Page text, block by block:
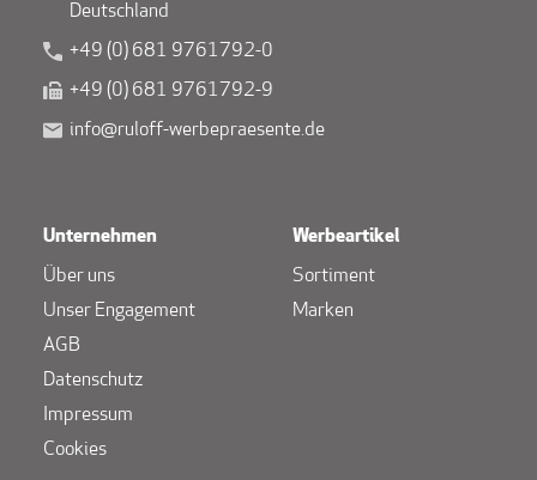
Deutschland
+49 (0) 681 9761792-0
+49 (0) 681 9761792-9
info@ruloff-werbepraesente.de
Unternehmen
Über uns
Unser Engagement
AGB
Datenschutz
Impressum
Cookies
Werbeartikel
Sortiment
Marken